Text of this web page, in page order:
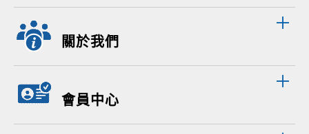
關於我們
會員中心